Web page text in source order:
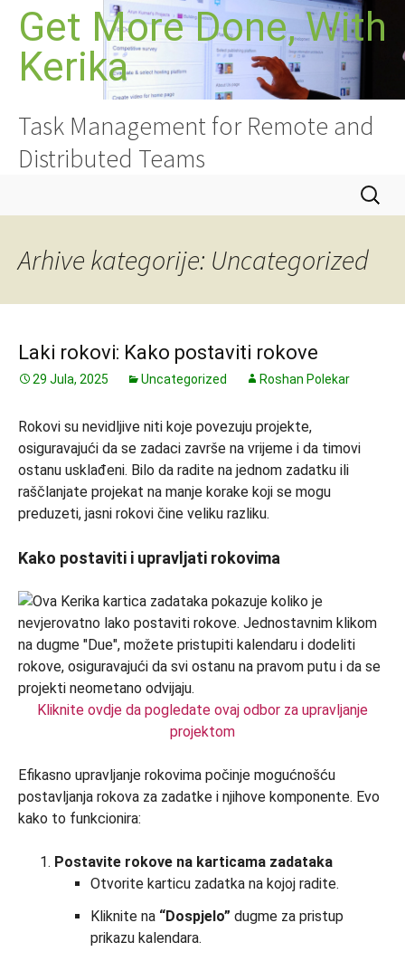
sadržaj
Get More Done, With
Kerika
Task Management for Remote and
Distributed Teams
Arhive kategorije: Uncategorized
Laki rokovi: Kako postaviti rokove
29 Jula, 2025 Uncategorized Roshan Polekar
Rokovi su nevidljive niti koje povezuju projekte,
osiguravajući da se zadaci završe na vrijeme i da timovi
ostanu usklađeni. Bilo da radite na jednom zadatku ili
raščlanjate projekat na manje korake koji se mogu
preduzeti, jasni rokovi čine veliku razliku.
Kako postaviti i upravljati rokovima
Kliknite ovdje da pogledate ovaj odbor za upravljanje
projektom
Efikasno upravljanje rokovima počinje mogućnošću
postavljanja rokova za zadatke i njihove komponente. Evo
kako to funkcionira:
Postavite rokove na karticama zadataka
Otvorite karticu zadatka na kojoj radite.
Kliknite na “Dospjelo” dugme za pristup
prikazu kalendara.